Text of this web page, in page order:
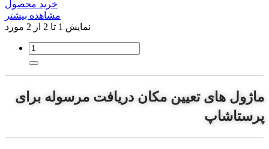
خرید محصول
مشاهده بیشتر
نمایش 1 تا 2 از 2 مورد
ماژول های تعیین مکان دریافت مرسوله برای
پرستاشاپ